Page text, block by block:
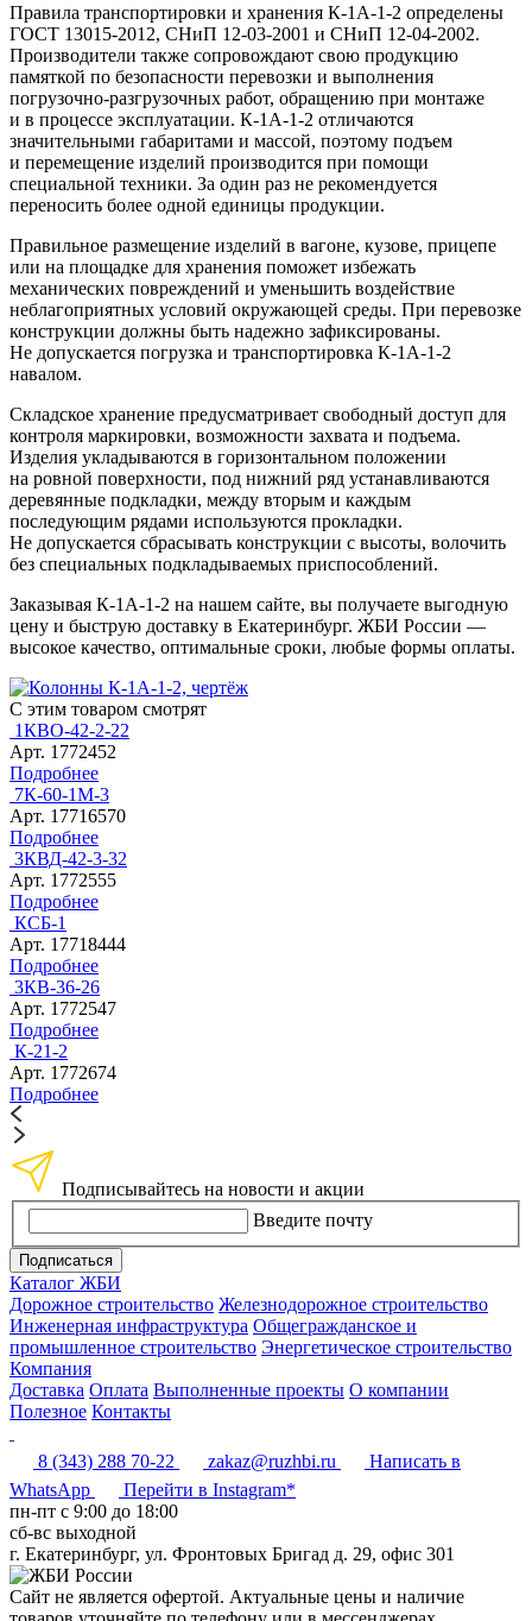
Правила транспортировки и хранения К-1А-1-2 определены
ГОСТ 13015-2012, СНиП 12-03-2001 и СНиП 12-04-2002.
Производители также сопровождают свою продукцию
памяткой по безопасности перевозки и выполнения
погрузочно-разгрузочных работ, обращению при монтаже
и в процессе эксплуатации. К-1А-1-2 отличаются
значительными габаритами и массой, поэтому подъем
и перемещение изделий производится при помощи
специальной техники. За один раз не рекомендуется
переносить более одной единицы продукции.
Правильное размещение изделий в вагоне, кузове, прицепе
или на площадке для хранения поможет избежать
механических повреждений и уменьшить воздействие
неблагоприятных условий окружающей среды. При перевозке
конструкции должны быть надежно зафиксированы.
Не допускается погрузка и транспортировка К-1А-1-2
навалом.
Складское хранение предусматривает свободный доступ для
контроля маркировки, возможности захвата и подъема.
Изделия укладываются в горизонтальном положении
на ровной поверхности, под нижний ряд устанавливаются
деревянные подкладки, между вторым и каждым
последующим рядами используются прокладки.
Не допускается сбрасывать конструкции с высоты, волочить
без специальных подкладываемых приспособлений.
Заказывая К-1А-1-2 на нашем сайте, вы получаете выгодную
цену и быструю доставку в Екатеринбург. ЖБИ России —
высокое качество, оптимальные сроки, любые формы оплаты.
С этим товаром смотрят
1КВО-42-2-22
Арт. 1772452
Подробнее
7К-60-1М-3
Арт. 17716570
Подробнее
3КВД-42-3-32
Арт. 1772555
Подробнее
КСБ-1
Арт. 17718444
Подробнее
3КВ-36-26
Арт. 1772547
Подробнее
К-21-2
Арт. 1772674
Подробнее
Подписывайтесь на новости и акции
Введите почту
Подписаться
Каталог ЖБИ
Дорожное строительство Железнодорожное строительство
Инженерная инфраструктура Общегражданское и
промышленное строительство Энергетическое строительство
Компания
Доставка Оплата Выполненные проекты О компании
Полезное Контакты
8 (343) 288 70-22 zakaz@ruzhbi.ru
Написать в
WhatsApp
Перейти в Instagram*
пн-пт c 9:00 до 18:00
сб-вс выходной
г. Екатеринбург, ул. Фронтовых Бригад д. 29, офис 301
Сайт не является офертой. Актуальные цены и наличие